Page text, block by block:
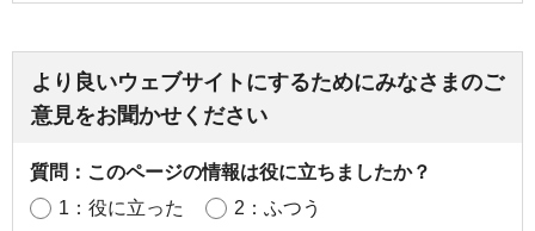
より良いウェブサイトにするためにみなさまのご
意見をお聞かせください
質問：このページの情報は役に立ちましたか？
1：役に立った
2：ふつう